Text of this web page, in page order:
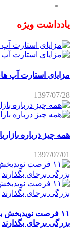
یادداشت ویژه
مزایای استارت آپ
1397/07/28
همه چیز درباره
1397/07/01
۱۱ فرصت نویدبخش
بزرگی برجای بگذارند